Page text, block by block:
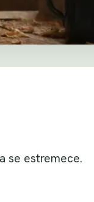
se estremece.